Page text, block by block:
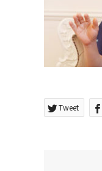
Tweet